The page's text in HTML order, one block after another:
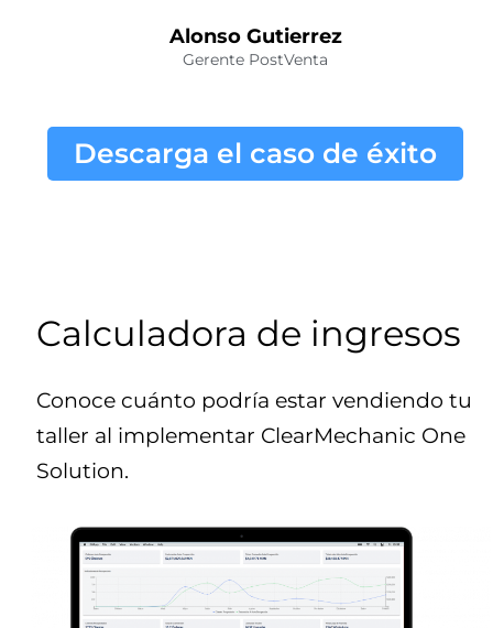
Alonso Gutierrez
Gerente PostVenta
Descarga el caso de éxito
Calculadora de ingresos
Conoce cuánto podría estar vendiendo tu
taller al implementar ClearMechanic One
Solution.